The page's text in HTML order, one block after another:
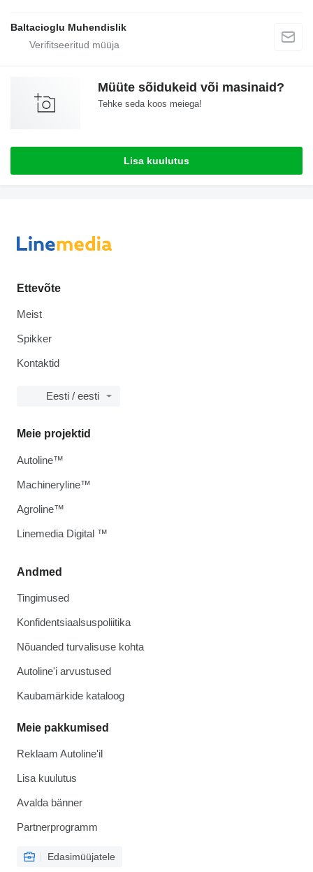
Baltacioglu Muhendislik
Müüte sõidukeid või masinaid?
Tehke seda koos meiega!
Lisa kuulutus
Ettevõte
Meist
Spikker
Kontaktid
Eesti / eesti
Andmed
Tingimused
Konfidentsiaalsuspoliitika
Nõuanded turvalisuse kohta
Autoline'i arvustused
Kaubamärkide kataloog
Meie pakkumised
Reklaam Autoline'il
Lisa kuulutus
Avalda bänner
Partnerprogramm
Edasimüüjatele
Meie projektid
Autoline™
Machineryline™
Agroline™
Linemedia Digital ™